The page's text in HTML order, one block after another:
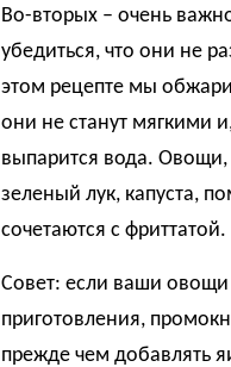
Во-вторых – очень
убедиться, что они не
этом рецепте мы
они не станут мягкими
выпарится вода. Овощи,
зеленый лук, капуста,
сочетаются с фриттатой.
Совет: если ваши
приготовления,
прежде чем добавлять